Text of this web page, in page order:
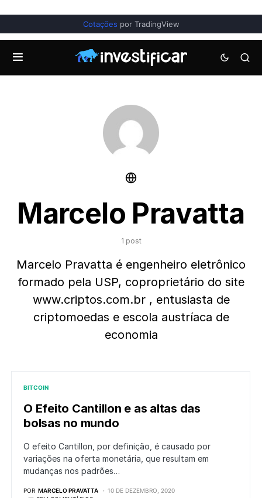
Cotações por TradingView
Marcelo Pravatta
1 post
Marcelo Pravatta é engenheiro eletrônico
formado pela USP, coproprietário do site
www.criptos.com.br , entusiasta de
criptomoedas e escola austríaca de
economia
BITCOIN
O Efeito Cantillon e as altas das
bolsas no mundo
O efeito Cantillon, por definição, é causado por
variações na oferta monetária, que resultam em
mudanças nos padrões…
POR MARCELO PRAVATTA
10 DE DEZEMBRO, 2020